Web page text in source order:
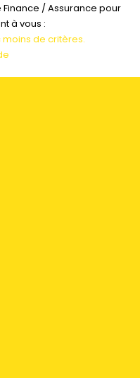
/ Assurance pour
à vous :
de critères.